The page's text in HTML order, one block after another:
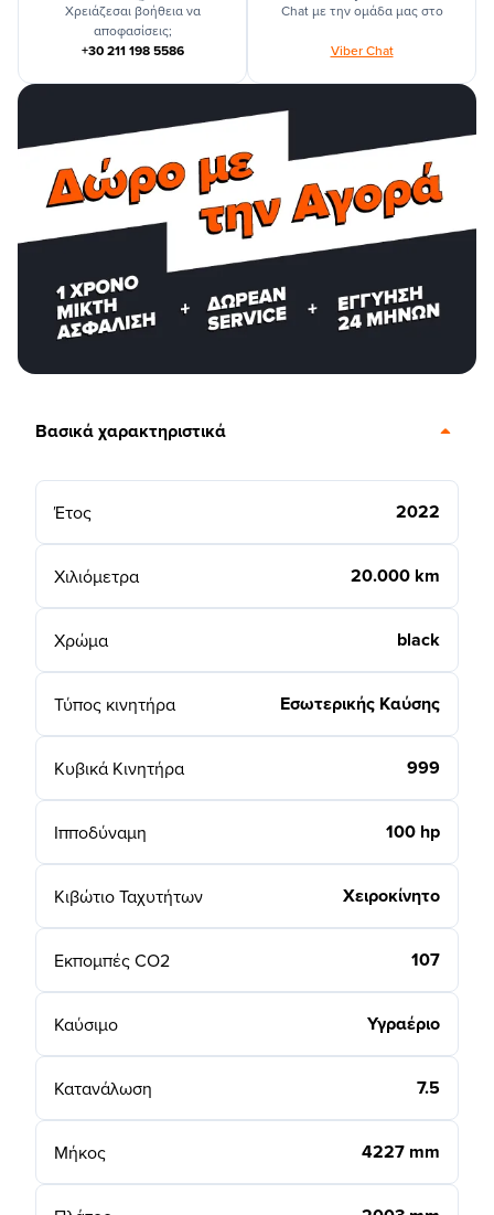
Χρειάζεσαι βοήθεια να
αποφασίσεις;
+30 211 198 5586
Chat με την ομάδα μας στο
Viber Chat
Βασικά χαρακτηριστικά
Έτος 2022
Χιλιόμετρα 20.000 km
Χρώμα black
Τύπος κινητήρα Εσωτερικής Καύσης
Κυβικά Κινητήρα 999
Ιπποδύναμη 100 hp
Κιβώτιο Ταχυτήτων Χειροκίνητο
Εκπομπές CO2 107
Καύσιμο Υγραέριο
Κατανάλωση 7.5
Μήκος 4227 mm